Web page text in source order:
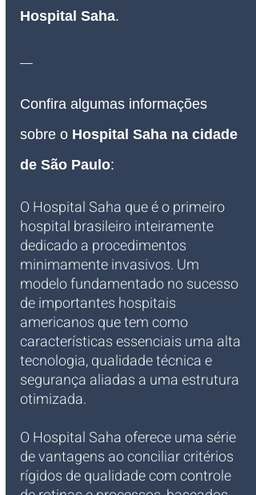
Hospital Saha.
__
Confira algumas informações
sobre o Hospital Saha na cidade
de São Paulo:
O Hospital Saha que é o primeiro
hospital brasileiro inteiramente
dedicado a procedimentos
minimamente invasivos. Um
modelo fundamentado no sucesso
de importantes hospitais
americanos que tem como
características essenciais uma alta
tecnologia, qualidade técnica e
segurança aliadas a uma estrutura
otimizada.
O Hospital Saha oferece uma série
de vantagens ao conciliar critérios
rígidos de qualidade com controle